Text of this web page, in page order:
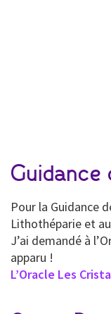
Guidance
Pour la Guidance
Lithothéparie et
J’ai demandé à
apparu !
L’Oracle Les